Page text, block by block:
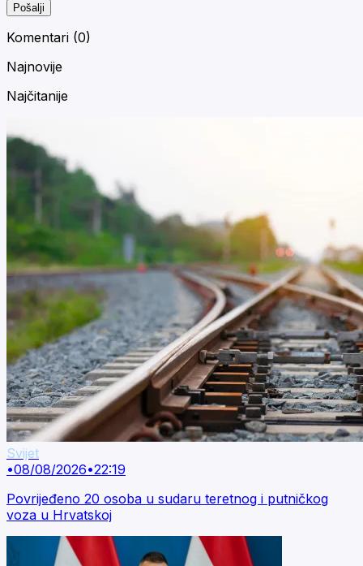
Pošalji
Komentari (0)
Najnovije
Najčitanije
Svijet
•08/08/2026•22:19
Povrijeđeno 20 osoba u sudaru teretnog i putničkog
voza u Hrvatskoj